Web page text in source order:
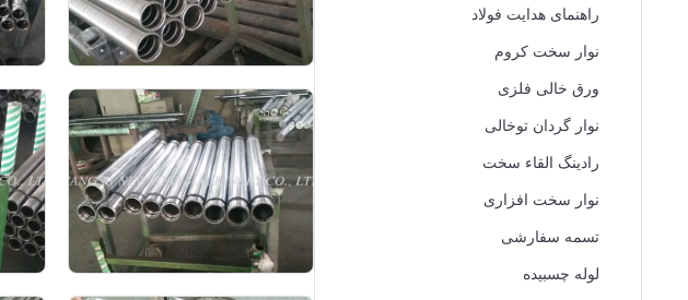
راهنمای هدایت فولاد
نوار سخت کروم
ورق خالی فلزی
نوار گردان توخالی
رادینگ القاء سخت
نوار سخت افزاری
تسمه سفارشی
لوله چسبیده